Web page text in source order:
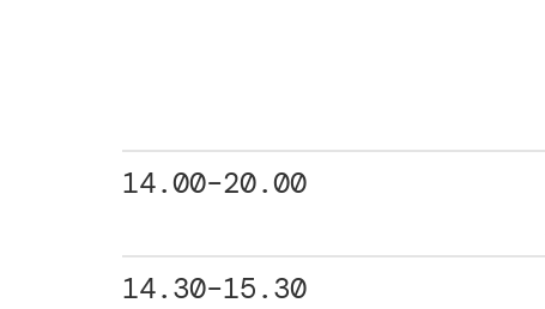
14.00–20.00
14.30–15.30